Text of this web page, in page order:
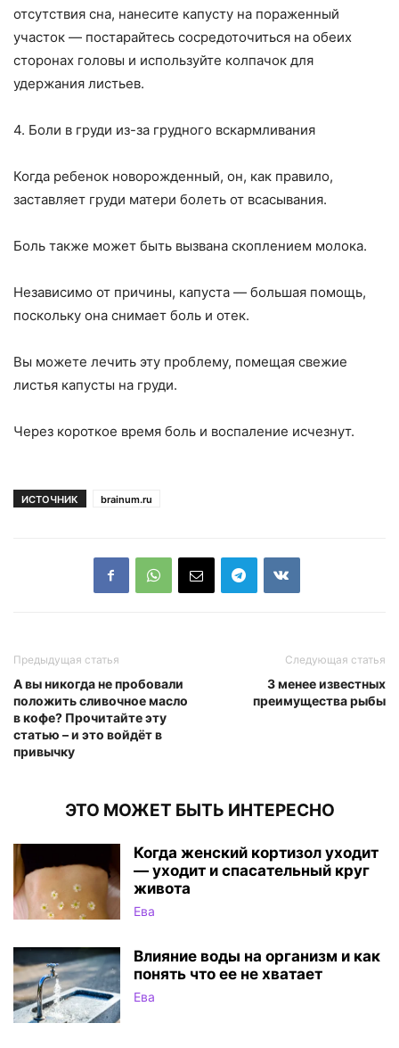
отсутствия сна, нанесите капусту на пораженный
участок — постарайтесь сосредоточиться на обеих
сторонах головы и используйте колпачок для
удержания листьев.
4. Боли в груди из-за грудного вскармливания
Когда ребенок новорожденный, он, как правило,
заставляет груди матери болеть от всасывания.
Боль также может быть вызвана скоплением молока.
Независимо от причины, капуста — большая помощь,
поскольку она снимает боль и отек.
Вы можете лечить эту проблему, помещая свежие
листья капусты на груди.
Через короткое время боль и воспаление исчезнут.
ИСТОЧНИК brainum.ru
Предыдущая статья
А вы никогда не пробовали
положить сливочное масло
в кофе? Прочитайте эту
статью – и это войдёт в
привычку
Следующая статья
3 менее известных
преимущества рыбы
ЭТО МОЖЕТ БЫТЬ ИНТЕРЕСНО
Когда женский кортизол уходит
— уходит и спасательный круг
живота
Ева
Влияние воды на организм и как
понять что ее не хватает
Ева